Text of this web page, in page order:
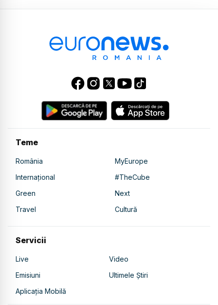
Teme
România
MyEurope
Internațional
#TheCube
Green
Next
Travel
Cultură
Servicii
Live
Video
Emisiuni
Ultimele Știri
Aplicația Mobilă